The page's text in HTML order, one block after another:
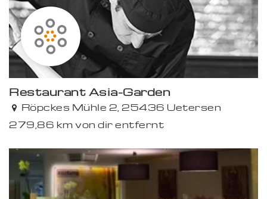
Restaurant Asia-Garden
Röpckes Mühle 2, 25436 Uetersen
279,86 km von dir entfernt